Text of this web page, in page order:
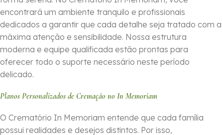
encontrará um ambiente tranquilo e profissionais
dedicados a garantir que cada detalhe seja tratado com a
máxima atenção e sensibilidade. Nossa estrutura
moderna e equipe qualificada estão prontas para
oferecer todo o suporte necessário neste período
delicado.
Planos Personalizados de Cremação no In Memoriam
O Crematório In Memoriam entende que cada família
possui realidades e desejos distintos. Por isso,